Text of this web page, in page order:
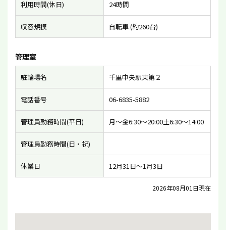
利用時間(休日) 24時間
収容規模 自転車 (約260台)
管理室
駐輪場名 千里中央駅東第２
電話番号 06-6835-5882
管理員勤務時間(平日) 月〜金6:30〜20:00土6:30〜14:00
管理員勤務時間(日・祝)
休業日 12月31日〜1月3日
2026年08月01日現在